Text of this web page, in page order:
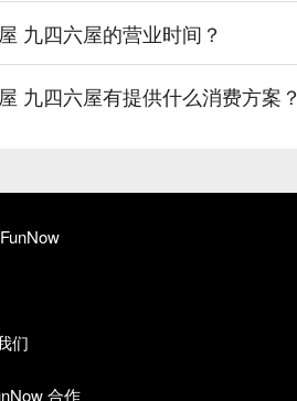
九四六屋的营业时间？
九四六屋有提供什么消费方案？
们
合作